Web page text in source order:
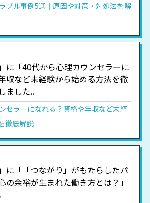
ブル事例5選｜原因や対策・対処法を解
に「40代から心理カウンセラーに
収など未経験から始める方法を徹
ました。
セラーになれる？資格や年収など未経
徹底解説
に「「つながり」がもたらしたパ
の余裕が生まれた働き方とは？」